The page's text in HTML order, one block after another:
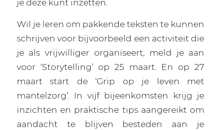
je deze kunt inzetten.
Wil je leren om pakkende teksten te kunnen
schrijven voor bijvoorbeeld een activiteit die
je als vrijwilliger organiseert, meld je aan
voor ‘Storytelling’ op 25 maart. En op 27
maart start de ‘Grip op je leven met
mantelzorg’. In vijf bijeenkomsten krijg je
inzichten en praktische tips aangereikt om
aandacht te blijven besteden aan je